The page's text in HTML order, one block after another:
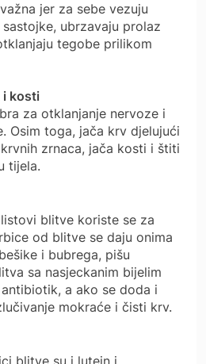
jer za sebe vezuju
ubrzavaju prolaz
tegobe prilikom
i kosti
za otklanjanje nervoze i
Osim toga, jača krv djelujući
zrnaca, jača kosti i štiti
tijela.
blitve koriste se za
od blitve se daju onima
i bubrega, pišu
sa nasjeckanim bijelim
a ako se doda i
mokraće i čisti krv.
blitve su i lutein i